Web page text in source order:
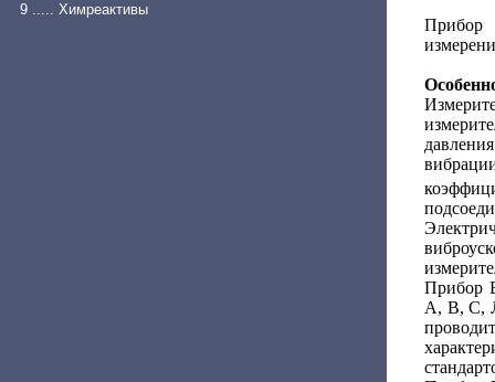
9 ..... Химреактивы
Прибор
Прибор
А, В, С,